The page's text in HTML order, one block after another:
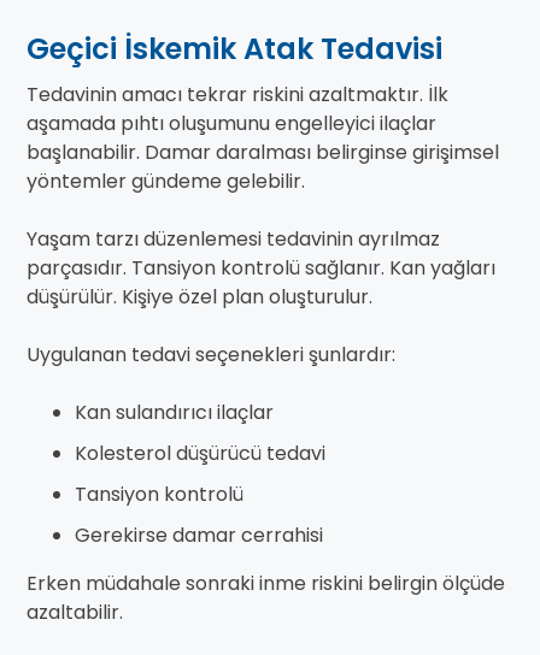
Geçici İskemik Atak Tedavisi
Tedavinin amacı tekrar riskini azaltmaktır. İlk
aşamada pıhtı oluşumunu engelleyici ilaçlar
başlanabilir. Damar daralması belirginse girişimsel
yöntemler gündeme gelebilir.
Yaşam tarzı düzenlemesi tedavinin ayrılmaz
parçasıdır. Tansiyon kontrolü sağlanır. Kan yağları
düşürülür. Kişiye özel plan oluşturulur.
Uygulanan tedavi seçenekleri şunlardır:
Kan sulandırıcı ilaçlar
Kolesterol düşürücü tedavi
Tansiyon kontrolü
Gerekirse damar cerrahisi
Erken müdahale sonraki inme riskini belirgin ölçüde
azaltabilir.